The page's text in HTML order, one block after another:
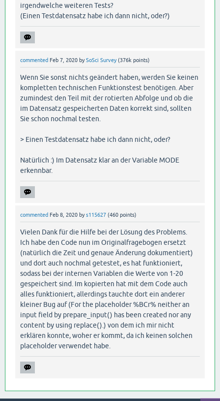
irgendwelche weiteren Tests?
(Einen Testdatensatz habe ich dann nicht, oder?)
commented Feb 7, 2020 bySoSci Survey (376k points)
Wenn Sie sonst nichts geändert haben, werden Sie keinen
kompletten technischen Funktionstest benötigen. Aber
zumindest den Teil mit der rotierten Abfolge und ob die
im Datensatz gespeicherten Daten korrekt sind, sollten
Sie schon nochmal testen.
> Einen Testdatensatz habe ich dann nicht, oder?
Natürlich :) Im Datensatz klar an der Variable MODE
erkennbar.
commented Feb 8, 2020 bys115627 (460 points)
Vielen Dank für die Hilfe bei der Lösung des Problems.
Ich habe den Code nun im Originalfragebogen ersetzt
(natürlich die Zeit und genaue Änderung dokumentiert)
und dort auch nochmal getestet, es hat funktioniert,
sodass bei der internen Variablen die Werte von 1-20
gespeichert sind. Im kopierten hat mit dem Code auch
alles funktioniert, allerdings tauchte dort ein anderer
kleiner Bug auf (For the placeholder %BCr% neither an
input field by prepare_input() has been created nor any
content by using replace().) von dem ich mir nicht
erklären konnte, woher er kommt, da ich keinen solchen
placeholder verwendet habe.